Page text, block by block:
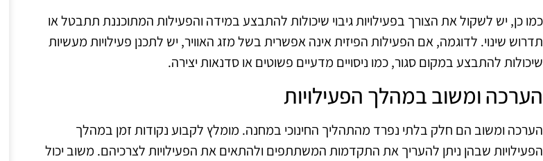
כמו כן, יש לשקול את הצורך בפעילויות גיבוי שיכולות להתבצע במידה והפעילות המתוכננת תתבטל או
תדרוש שינוי. לדוגמה, אם הפעילות הפיזית אינה אפשרית בשל מזג האוויר, יש לתכנן פעילויות מעשיות
שיכולות להתבצע במקום סגור, כמו ניסויים מדעיים פשוטים או סדנאות יצירה.
הערכה ומשוב במהלך הפעילויות
הערכה ומשוב הם חלק בלתי נפרד מהתהליך החינוכי במחנה. מומלץ לקבוע נקודות זמן במהלך
הפעילויות שבהן ניתן להעריך את התקדמות המשתתפים ולהתאים את הפעילויות לצרכיהם. משוב יכול